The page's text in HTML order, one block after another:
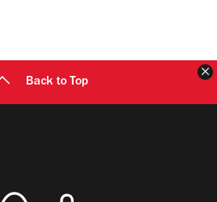
Back to Top